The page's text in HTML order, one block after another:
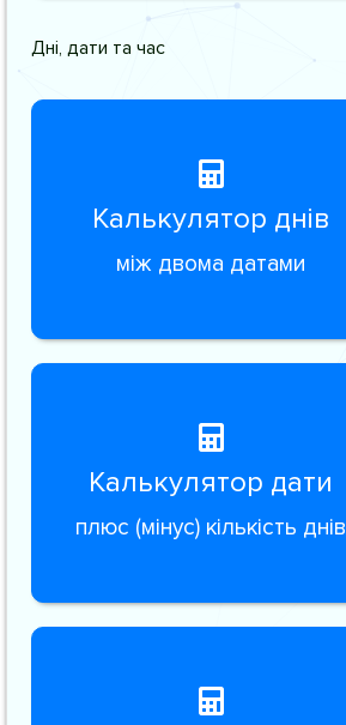
Дні, дати та час
Калькулятор днів
між двома датами
Калькулятор дати
плюс (мінус) кількість днів